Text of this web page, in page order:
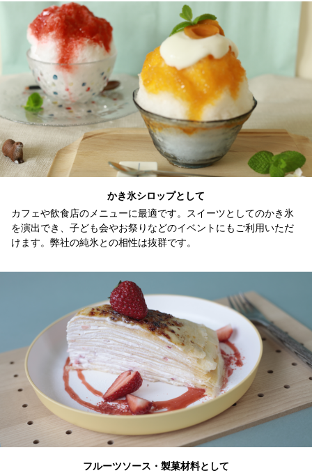
かき氷シロップとして
カフェや飲食店のメニューに最適です。スイーツとしてのかき氷
を演出でき、子ども会やお祭りなどのイベントにもご利用いただ
けます。弊社の純氷との相性は抜群です。
フルーツソース・製菓材料として